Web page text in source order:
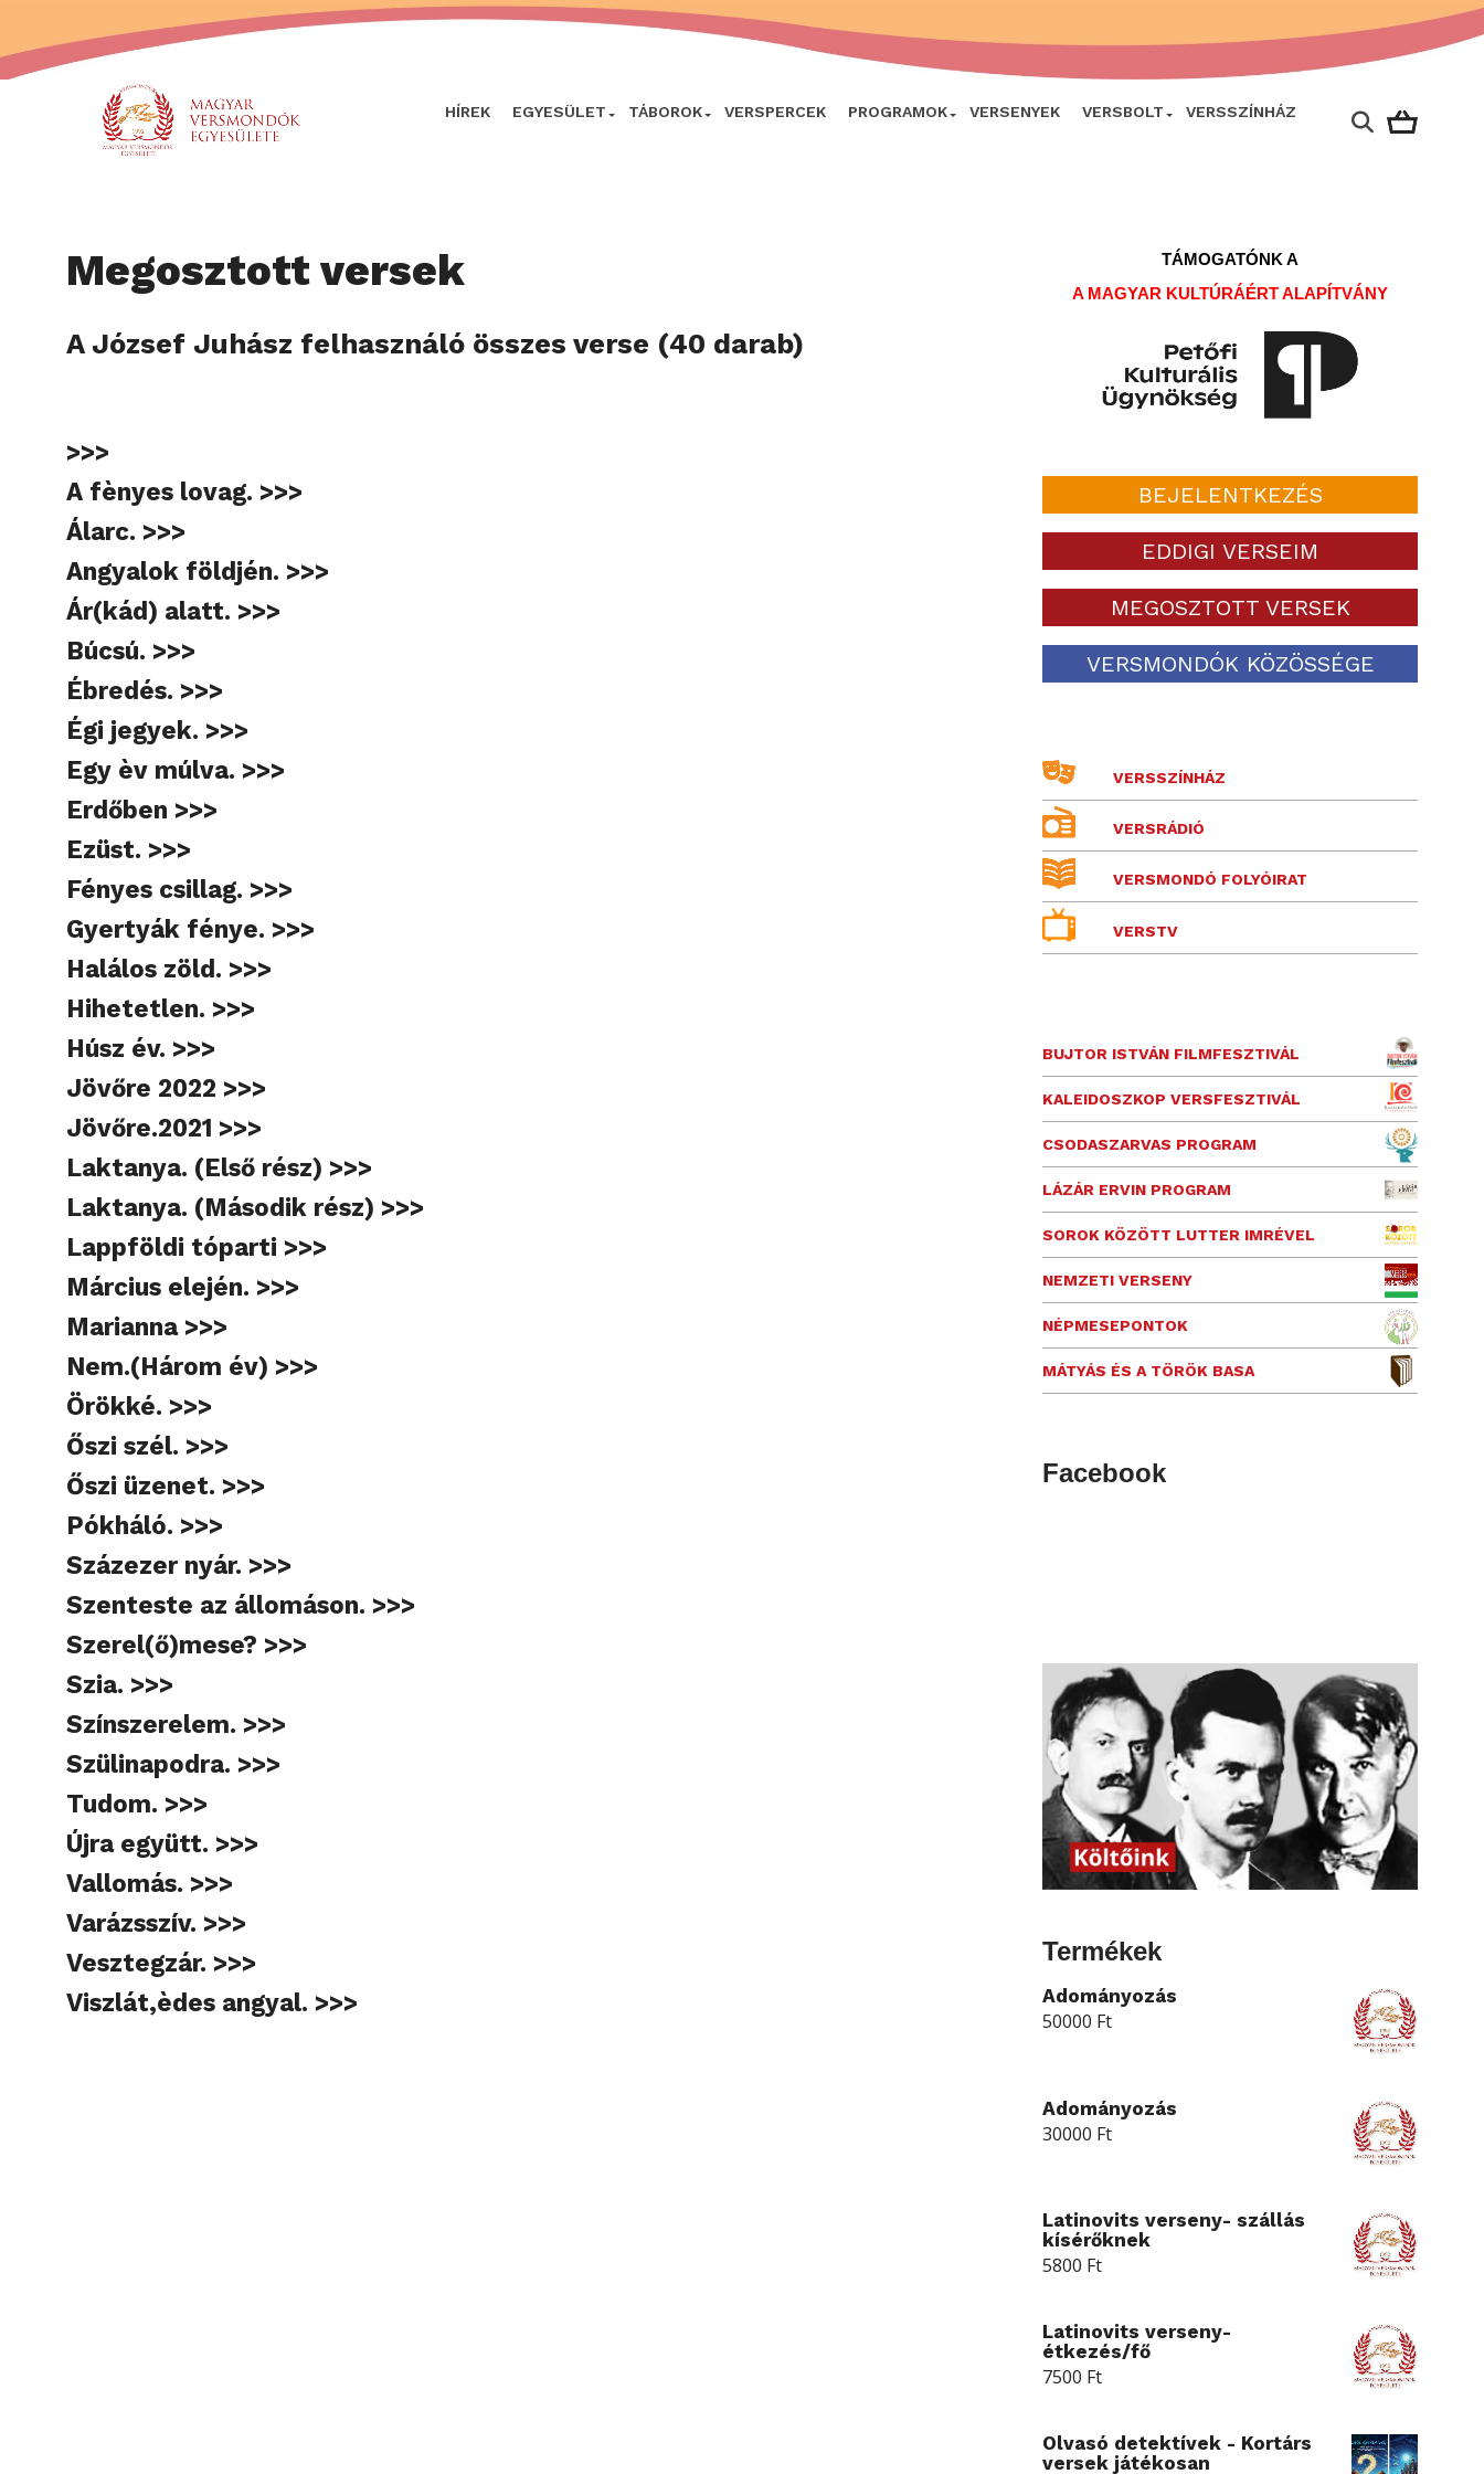
HÍREK EGYESÜLET TÁBOROK VERSPERCEK PROGRAMOK VERSENYEK VERSBOLT VERSSZÍNHÁZ
Megosztott versek
A József Juhász felhasználó összes verse (40 darab)
>>>
A fènyes lovag. >>>
Álarc. >>>
Angyalok földjén. >>>
Ár(kád) alatt. >>>
Búcsú. >>>
Ébredés. >>>
Égi jegyek. >>>
Egy èv múlva. >>>
Erdőben >>>
Ezüst. >>>
Fényes csillag. >>>
Gyertyák fénye. >>>
Halálos zöld. >>>
Hihetetlen. >>>
Húsz év. >>>
Jövőre 2022 >>>
Jövőre.2021 >>>
Laktanya. (Első rész) >>>
Laktanya. (Második rész) >>>
Lappföldi tóparti >>>
Március elején. >>>
Marianna >>>
Nem.(Három év) >>>
Örökké. >>>
Őszi szél. >>>
Őszi üzenet. >>>
Pókháló. >>>
Százezer nyár. >>>
Szenteste az állomáson. >>>
Szerel(ő)mese? >>>
Szia. >>>
Színszerelem. >>>
Szülinapodra. >>>
Tudom. >>>
Újra együtt. >>>
Vallomás. >>>
Varázsszív. >>>
Vesztegzár. >>>
Viszlát,èdes angyal. >>>
TÁMOGATÓNK A
A MAGYAR KULTÚRÁÉRT ALAPÍTVÁNY
BEJELENTKEZÉS
EDDIGI VERSEIM
MEGOSZTOTT VERSEK
VERSMONDÓK KÖZÖSSÉGE
VERSSZÍNHÁZ
VERSRÁDIÓ
VERSMONDÓ FOLYÓIRAT
VERSTV
BUJTOR ISTVÁN FILMFESZTIVÁL
KALEIDOSZKOP VERSFESZTIVÁL
CSODASZARVAS PROGRAM
LÁZÁR ERVIN PROGRAM
SOROK KÖZÖTT LUTTER IMRÉVEL
NEMZETI VERSENY
NÉPMESEPONTOK
MÁTYÁS ÉS A TÖRÖK BASA
Facebook
Termékek
Adományozás
50000 Ft
Adományozás
30000 Ft
Latinovits verseny- szállás
kísérőknek
5800 Ft
Latinovits verseny-
étkezés/fő
7500 Ft
Olvasó detektívek - Kortárs
versek játékosan